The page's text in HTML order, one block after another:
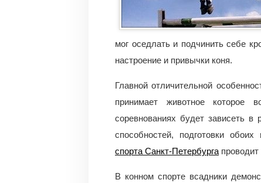
мог оседлать и подчинить себе
настроение и привычки коня.
Главной отличительной
принимает животное
соревнованиях будет зависеть
способностей, подготовки
спорта Санкт-Петербурга
В конном спорте всадники